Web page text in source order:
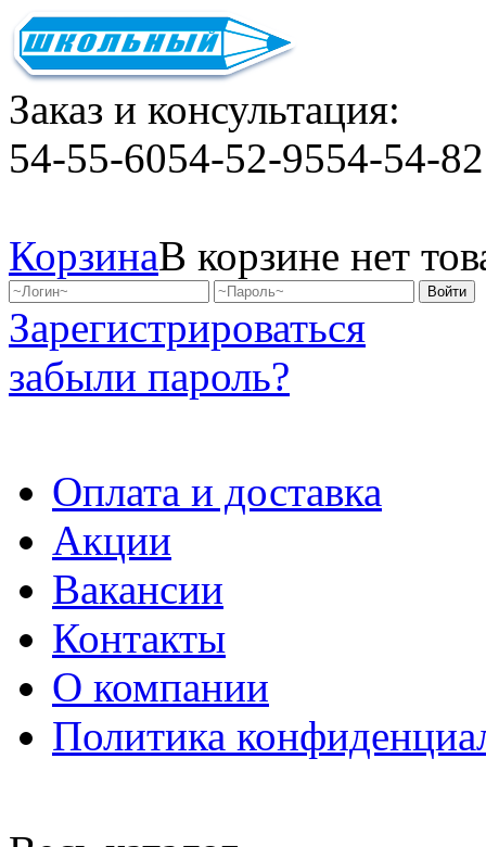
Заказ и консультация:
54-55-6054-52-9554-54-82
КорзинаВ корзине нет
Зарегистрироваться
забыли пароль?
Оплата и доставка
Акции
Вакансии
Контакты
О компании
Политика